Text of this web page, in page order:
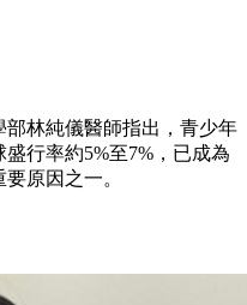
林純儀醫師指出，青少年
行率約5%至7%，已成為
原因之一。